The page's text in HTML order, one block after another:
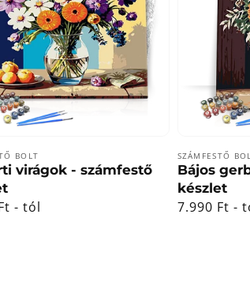
BOLT
virágok - számfestő
- tól
Forgalmazó:
SZÁMFESTŐ
Bájos
készlet
Normál
7.990 Ft -